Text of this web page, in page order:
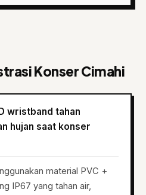
Konser Cimahi
wristband tahan
hujan saat konser
material PVC +
IP67 yang tahan air,